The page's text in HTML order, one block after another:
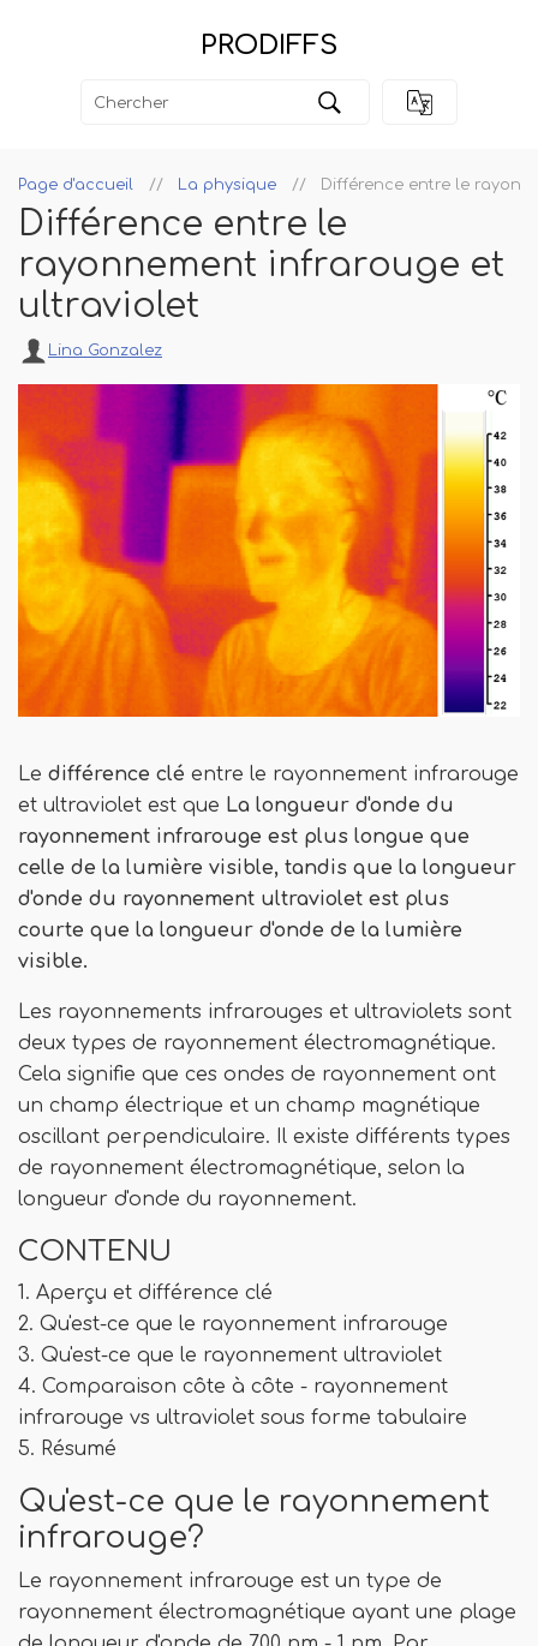
PRODIFFS
Page d'accueil La physique Différence entre le
Différence entre le
rayonnement infrarouge et
ultraviolet
Lina Gonzalez
Le différence clé entre le rayonnement infrarouge
et ultraviolet est que La longueur d'onde du
rayonnement infrarouge est plus longue que
celle de la lumière visible, tandis que la longueur
d'onde du rayonnement ultraviolet est plus
courte que la longueur d'onde de la lumière
visible.
Les rayonnements infrarouges et ultraviolets sont
deux types de rayonnement électromagnétique.
Cela signifie que ces ondes de rayonnement ont
un champ électrique et un champ magnétique
oscillant perpendiculaire. Il existe différents types
de rayonnement électromagnétique, selon la
longueur d'onde du rayonnement.
CONTENU
1. Aperçu et différence clé
2. Qu'est-ce que le rayonnement infrarouge
3. Qu'est-ce que le rayonnement ultraviolet
4. Comparaison côte à côte - rayonnement
infrarouge vs ultraviolet sous forme tabulaire
5. Résumé
Qu'est-ce que le rayonnement
infrarouge?
Le rayonnement infrarouge est un type de
rayonnement électromagnétique ayant une plage